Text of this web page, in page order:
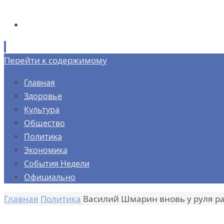
Перейти к содержимому
Главная
Здоровье
Культура
Общество
Политика
Экономика
События Недели
Официально
Главная Политика Василий Шмарин вновь у руля